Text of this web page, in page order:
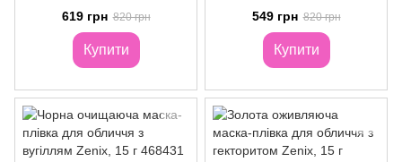
619 грн 820 грн
Купити
549 грн 820 грн
Купити